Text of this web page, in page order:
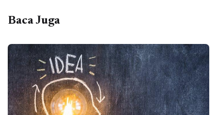
Baca Juga